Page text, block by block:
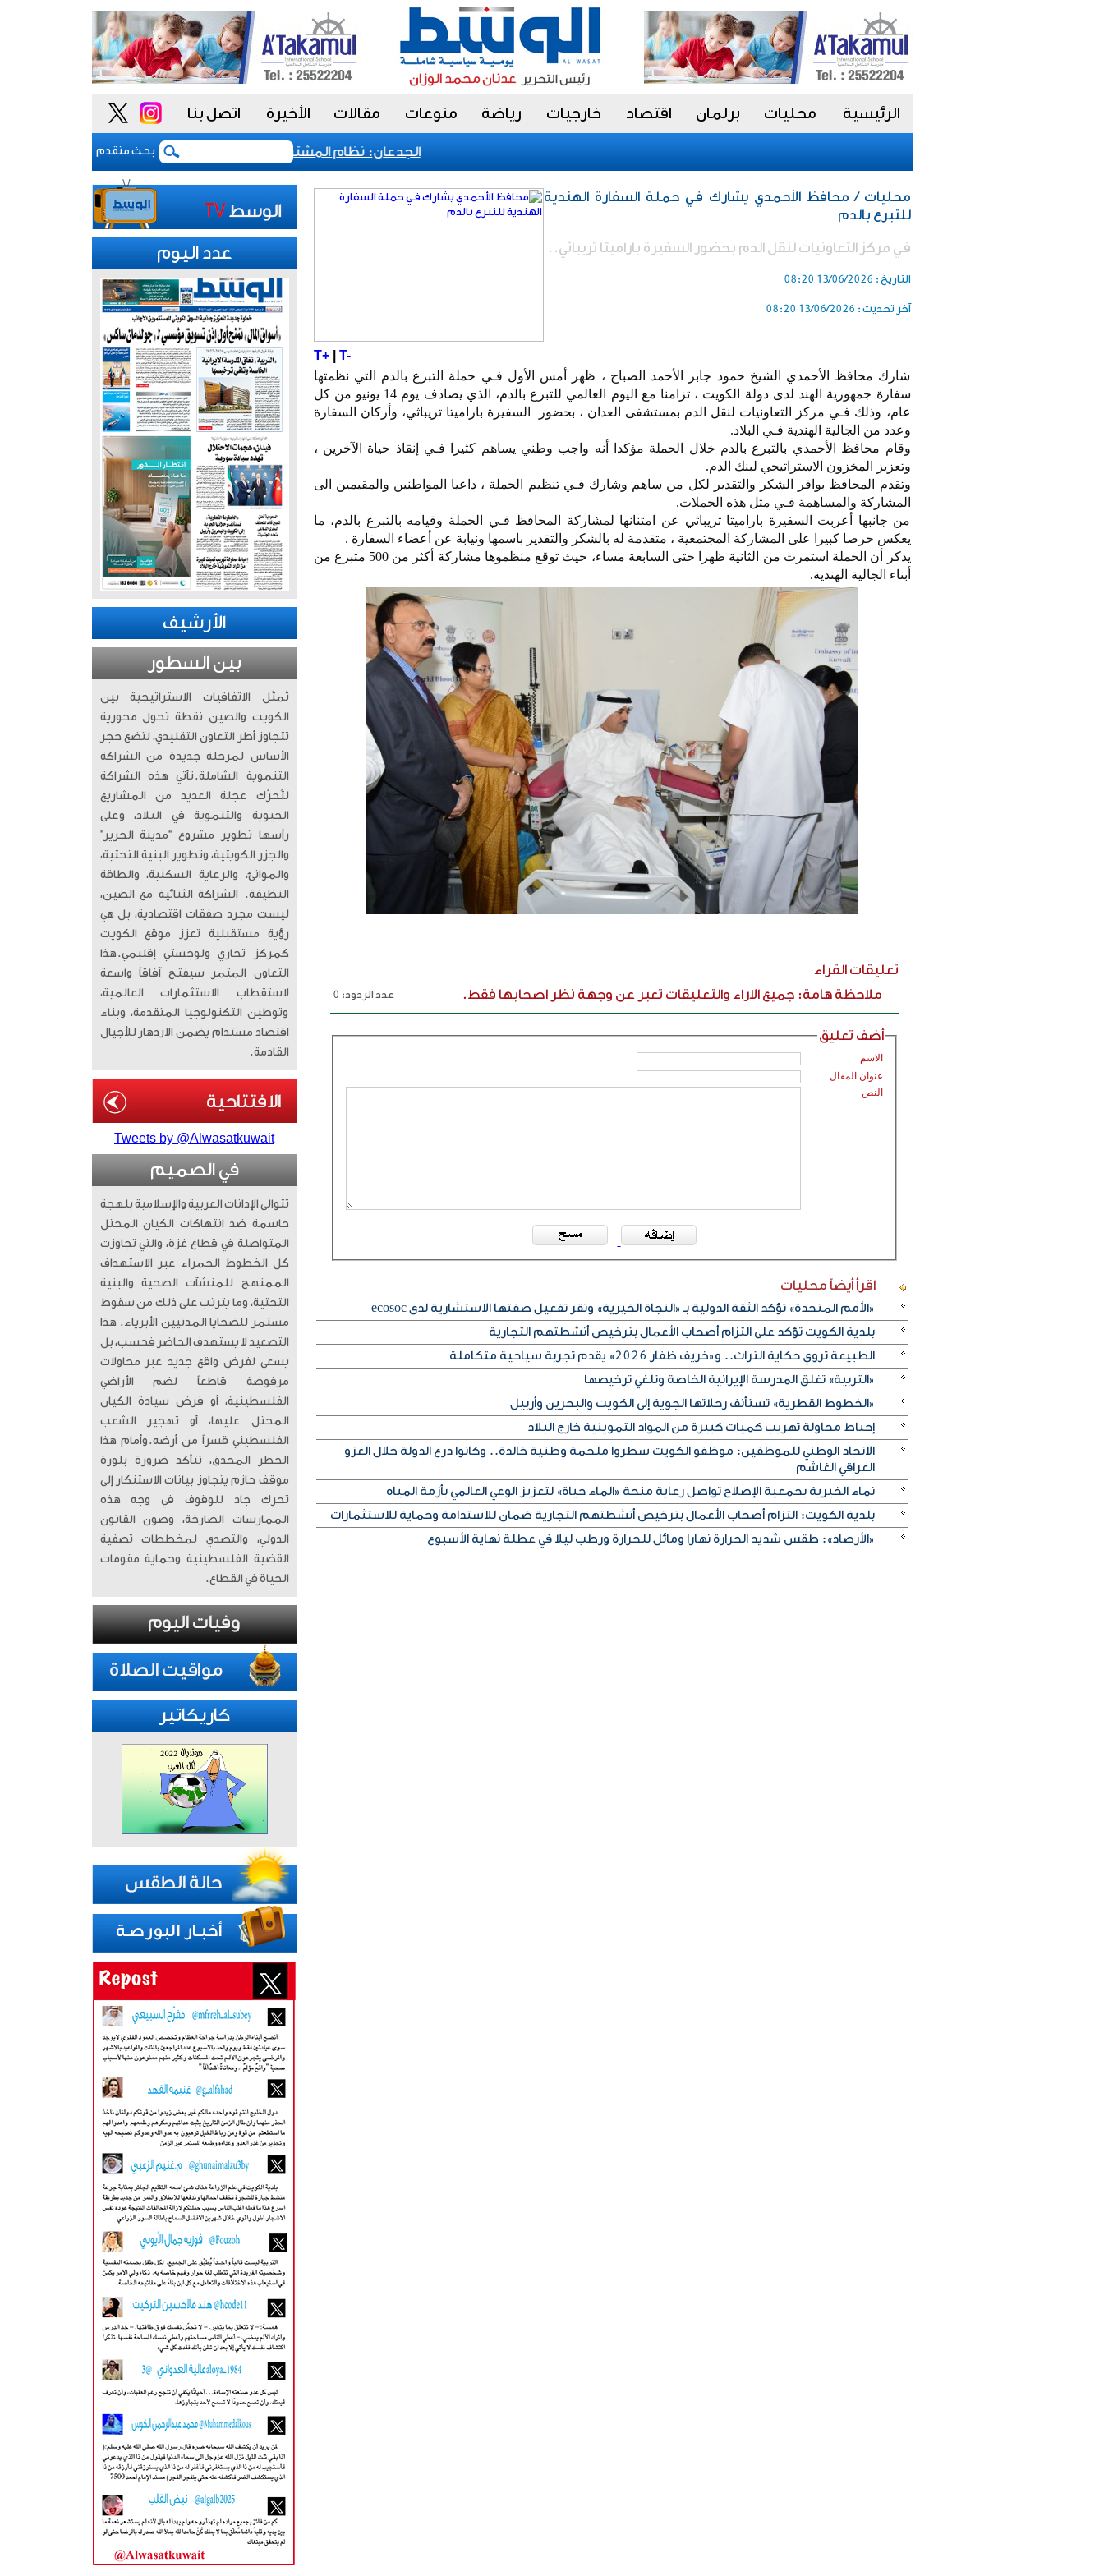
الرئيسية محليات برلمان اقتصاد خارجيات رياضة منوعات مقالات الأخيرة اتصل بنا
بحث متقدم
الجدعان: نظام المشتريات يمنح الحكومة السعودية أدوات أكثر مرونة
محليات / محافظ الأحمدي يشارك فـي حملة السفارة الهندية
للتبرع بالدم
فـي مركز التعاونيات لنقل الدم بحضور السفيرة باراميتا تريباثي..
التاريخ : 13/06/2026 08:20
آخر تحديث : 13/06/2026 08:20
T+| T-
شارك محافظ الأحمدي الشيخ حمود جابر الأحمد الصباح ، ظهر أمس الأول فـي حملة التبرع بالدم التي نظمتها
سفارة جمهورية الهند لدى دولة الكويت ، تزامنا مع اليوم العالمي للتبرع بالدم، الذي يصادف يوم 14 يونيو من كل
عام، وذلك فـي مركز التعاونيات لنقل الدم بمستشفى العدان ، بحضور السفيرة باراميتا تريباثي، وأركان السفارة
وعدد من الجالية الهندية فـي البلاد.
وقام محافظ الأحمدي بالتبرع بالدم خلال الحملة مؤكدا أنه واجب وطني يساهم كثيرا فـي إنقاذ حياة الآخرين ،
وتعزيز المخزون الاستراتيجي لبنك الدم.
وتقدم المحافظ بوافر الشكر والتقدير لكل من ساهم وشارك فـي تنظيم الحملة ، داعيا المواطنين والمقيمين الى
المشاركة والمساهمة فـي مثل هذه الحملات.
من جانبها أعربت السفيرة باراميتا تريباثي عن امتنانها لمشاركة المحافظ فـي الحملة وقيامه بالتبرع بالدم، ما
يعكس حرصا كبيرا على المشاركة المجتمعية ، متقدمة له بالشكر والتقدير باسمها ونيابة عن أعضاء السفارة .
يذكر أن الحملة استمرت من الثانية ظهرا حتى السابعة مساء، حيث توقع منظموها مشاركة أكثر من 500 متبرع من
أبناء الجالية الهندية.
تعليقات القراء
ملاحظة هامة: جميع الاراء والتعليقات تعبر عن وجهة نظر اصحابها فقط.
عدد الردود: 0
أضف تعليق
الاسم
عنوان المقال
النص
اقرأ أيضاً محليات
«الأمم المتحدة» تؤكد الثقة الدولية بـ «النجاة الخيرية» وتقر تفعيل صفتها الاستشارية لدى ecosoc
بلدية الكويت تؤكد على التزام أصحاب الأعمال بترخيص أنشطتهم التجارية
الطبيعة تروي حكاية التراث.. و«خريف ظفار 2026» يقدم تجربة سياحية متكاملة
«التربية» تغلق المدرسة الإيرانية الخاصة وتلغي ترخيصها
«الخطوط القطرية» تستأنف رحلاتها الجوية إلى الكويت والبحرين وأربيل
إحباط محاولة تهريب كميات كبيرة من المواد التموينية خارج البلاد
الاتحاد الوطني للموظفين: موظفو الكويت سطروا ملحمة وطنية خالدة.. وكانوا درع الدولة خلال الغزو
العراقي الغاشم
نماء الخيرية بجمعية الإصلاح تواصل رعاية منحة «الماء حياة» لتعزيز الوعي العالمي بأزمة المياه
بلدية الكويت: التزام أصحاب الأعمال بترخيص أنشطتهم التجارية ضمان للاستدامة وحماية للاستثمارات
«الأرصاد»: طقس شديد الحرارة نهارا ومائل للحرارة ورطب ليلا في عطلة نهاية الأسبوع
عدد اليوم
الأرشيف
بين السطور
تُمثّل الاتفاقيات الاستراتيجية بين
الكويت والصين نقطة تحول محورية
تتجاوز أطر التعاون التقليدي، لتضع حجر
الأساس لمرحلة جديدة من الشراكة
التنموية الشاملة. ​تأتي هذه الشراكة
لتُحرّك عجلة العديد من المشاريع
الحيوية والتنموية في البلاد، وعلى
رأسها تطوير مشروع “مدينة الحرير”
والجزر الكويتية، وتطوير البنية التحتية،
والموانئ، والرعاية السكنية، والطاقة
النظيفة. الشراكة الثنائية مع الصين،
ليست مجرد صفقات اقتصادية، بل هي
رؤية مستقبلية تعزز موقع الكويت
كمركز تجاري ولوجستي إقليمي. ​هذا
التعاون المثمر سيفتح آفاقاً واسعة
لاستقطاب الاستثمارات العالمية،
وتوطين التكنولوجيا المتقدمة، وبناء
اقتصاد مستدام يضمن الازدهار للأجيال
القادمة.
Tweets by @Alwasatkuwait
في الصميم
تتوالى الإدانات العربية والإسلامية بلهجة
حاسمة ضد انتهاكات الكيان المحتل
المتواصلة في قطاع غزة، والتي تجاوزت
كل الخطوط الحمراء عبر الاستهداف
الممنهج للمنشآت الصحية والبنية
التحتية، وما يترتب على ذلك من سقوط
مستمر للضحايا المدنيين الأبرياء. ​ هذا
التصعيد لا يستهدف الحاضر فحسب، بل
يسعى لفرض واقع جديد عبر محاولات
مرفوضة قاطعاً لضم الأراضي
الفلسطينية، أو فرض سيادة الكيان
المحتل عليها، أو تهجير الشعب
الفلسطيني قسراً من أرضه. ​وأمام هذا
الخطر المحدق، تتأكد ضرورة بلورة
موقف حازم يتجاوز بيانات الاستنكار إلى
تحرك جاد للوقوف في وجه هذه
الممارسات الصارخة، وصون القانون
الدولي، والتصدي لمخططات تصفية
القضية الفلسطينية وحماية مقومات
الحياة في القطاع.
كاريكاتير